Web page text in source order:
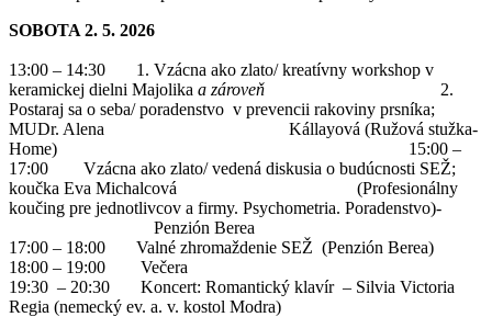
SOBOTA 2. 5. 2026
13:00 – 14:30 1. Vzácna ako zlato/ kreatívny workshop v
keramickej dielni Majolika a zároveň 2.
Postaraj sa o seba/ poradenstvo v prevencii rakoviny prsníka;
MUDr. Alena Kállayová (Ružová stužka-
Home) 15:00 –
17:00 Vzácna ako zlato/ vedená diskusia o budúcnosti SEŽ;
koučka Eva Michalcová (Profesionálny
koučing pre jednotlivcov a firmy. Psychometria. Poradenstvo)-
Penzión Berea
17:00 – 18:00 Valné zhromaždenie SEŽ (Penzión Berea)
18:00 – 19:00 Večera
19:30 – 20:30 Koncert: Romantický klavír – Silvia Victoria
Regia (nemecký ev. a. v. kostol Modra)